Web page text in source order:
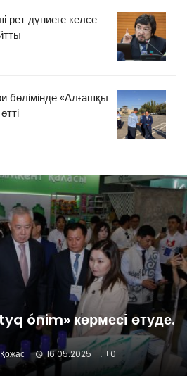
рет дүниеге келсе
бөлімінде «Алғашқы
ónim» көрмесі өтуде.
16.05.2025 0